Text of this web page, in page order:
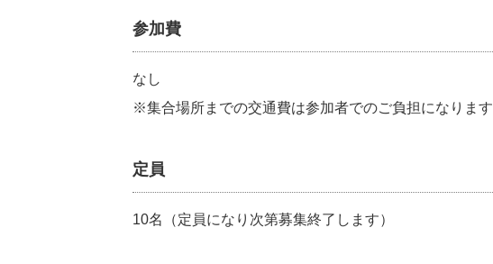
参加費
なし
※集合場所までの交通費は参加者でのご負担になります
定員
10名（定員になり次第募集終了します）